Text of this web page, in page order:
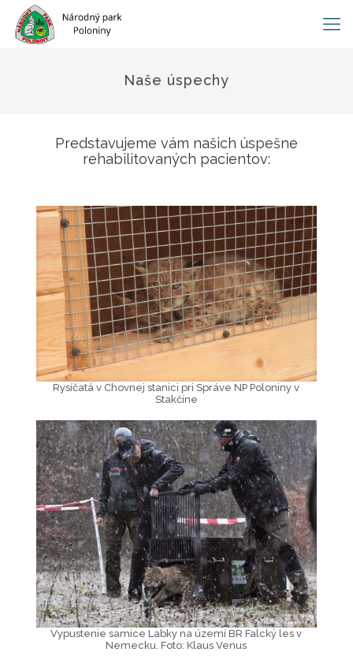
Naše úspechy
Predstavujeme vám našich úspešne
rehabilitovaných pacientov:
Rysíčatá v Chovnej stanici pri Správe NP Poloniny v
Stakčíne
Vypustenie samice Labky na území BR Falcký les v
Nemecku. Foto: Klaus Venus